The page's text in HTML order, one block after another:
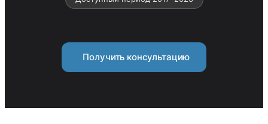
Получить консультацию